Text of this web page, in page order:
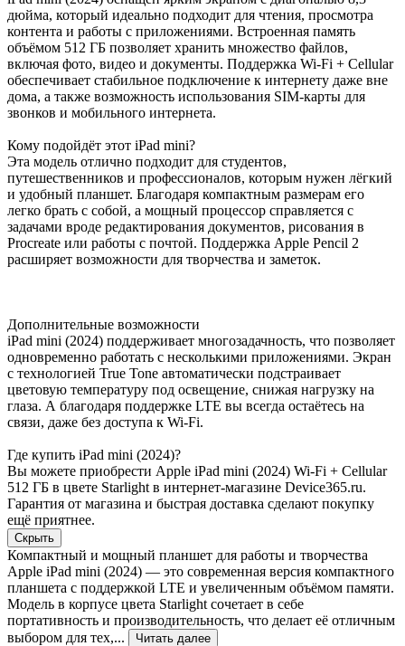
дюйма, который идеально подходит для чтения, просмотра
контента и работы с приложениями. Встроенная память
объёмом 512 ГБ позволяет хранить множество файлов,
включая фото, видео и документы. Поддержка Wi-Fi + Cellular
обеспечивает стабильное подключение к интернету даже вне
дома, а также возможность использования SIM-карты для
звонков и мобильного интернета.
Кому подойдёт этот iPad mini?
Эта модель отлично подходит для студентов,
путешественников и профессионалов, которым нужен лёгкий
и удобный планшет. Благодаря компактным размерам его
легко брать с собой, а мощный процессор справляется с
задачами вроде редактирования документов, рисования в
Procreate или работы с почтой. Поддержка Apple Pencil 2
расширяет возможности для творчества и заметок.
Дополнительные возможности
iPad mini (2024) поддерживает многозадачность, что позволяет
одновременно работать с несколькими приложениями. Экран
с технологией True Tone автоматически подстраивает
цветовую температуру под освещение, снижая нагрузку на
глаза. А благодаря поддержке LTE вы всегда остаётесь на
связи, даже без доступа к Wi-Fi.
Где купить iPad mini (2024)?
Вы можете приобрести Apple iPad mini (2024) Wi-Fi + Cellular
512 ГБ в цвете Starlight в интернет-магазине Device365.ru.
Гарантия от магазина и быстрая доставка сделают покупку
ещё приятнее.
Скрыть
Компактный и мощный планшет для работы и творчества
Apple iPad mini (2024) — это современная версия компактного
планшета с поддержкой LTE и увеличенным объёмом памяти.
Модель в корпусе цвета Starlight сочетает в себе
портативность и производительность, что делает её отличным
выбором для тех,...
Читать далее